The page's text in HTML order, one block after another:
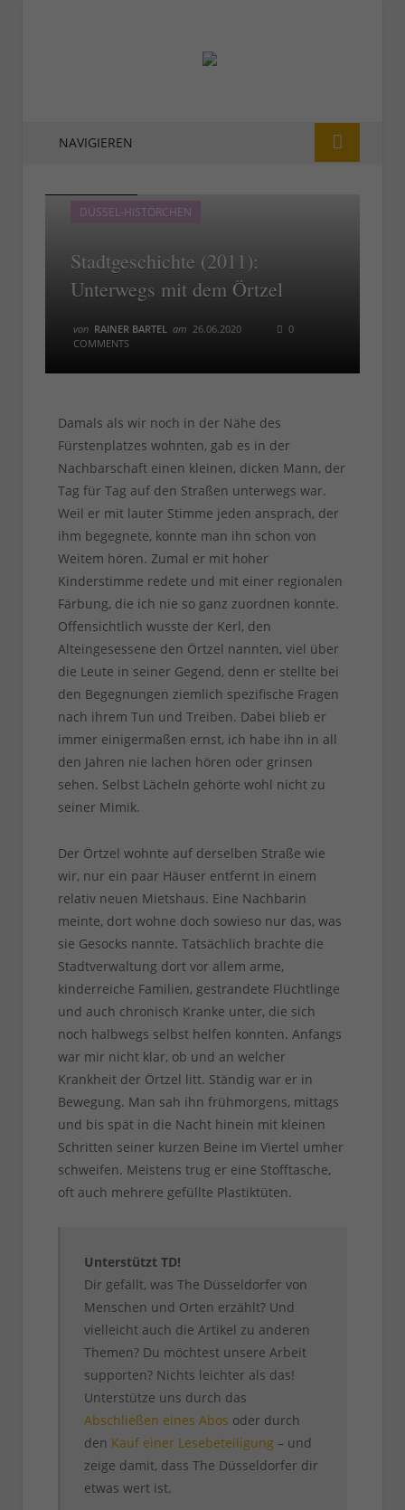
NAVIGIEREN
DÜSSEL-HISTÖRCHEN
Stadtgeschichte (2011):
Unterwegs mit dem Örtzel
von RAINER BARTEL am 26.06.2020
0
COMMENTS
Damals als wir noch in der Nähe des
Fürstenplatzes wohnten, gab es in der
Nachbarschaft einen kleinen, dicken Mann, der
Tag für Tag auf den Straßen unterwegs war.
Weil er mit lauter Stimme jeden ansprach, der
ihm begegnete, konnte man ihn schon von
Weitem hören. Zumal er mit hoher
Kinderstimme redete und mit einer regionalen
Färbung, die ich nie so ganz zuordnen konnte.
Offensichtlich wusste der Kerl, den
Alteingesessene den Örtzel nannten, viel über
die Leute in seiner Gegend, denn er stellte bei
den Begegnungen ziemlich spezifische Fragen
nach ihrem Tun und Treiben. Dabei blieb er
immer einigermaßen ernst, ich habe ihn in all
den Jahren nie lachen hören oder grinsen
sehen. Selbst Lächeln gehörte wohl nicht zu
seiner Mimik.
Der Örtzel wohnte auf derselben Straße wie
wir, nur ein paar Häuser entfernt in einem
relativ neuen Mietshaus. Eine Nachbarin
meinte, dort wohne doch sowieso nur das, was
sie Gesocks nannte. Tatsächlich brachte die
Stadtverwaltung dort vor allem arme,
kinderreiche Familien, gestrandete Flüchtlinge
und auch chronisch Kranke unter, die sich
noch halbwegs selbst helfen konnten. Anfangs
war mir nicht klar, ob und an welcher
Krankheit der Örtzel litt. Ständig war er in
Bewegung. Man sah ihn frühmorgens, mittags
und bis spät in die Nacht hinein mit kleinen
Schritten seiner kurzen Beine im Viertel umher
schweifen. Meistens trug er eine Stofftasche,
oft auch mehrere gefüllte Plastiktüten.
Unterstützt TD!
Dir gefällt, was The Düsseldorfer von
Menschen und Orten erzählt? Und
vielleicht auch die Artikel zu anderen
Themen? Du möchtest unsere Arbeit
supporten? Nichts leichter als das!
Unterstütze uns durch das
Abschließen eines Abos oder durch
den Kauf einer Lesebeteiligung – und
zeige damit, dass The Düsseldorfer dir
etwas wert ist.